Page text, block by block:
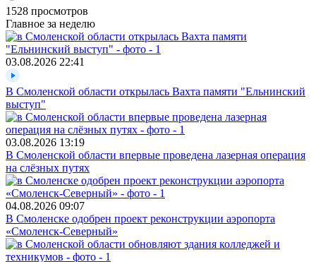
1528 просмотров
Главное за неделю
03.08.2026 22:41
В Смоленской области открылась Вахта памяти "Ельнинский
выступ"
03.08.2026 13:19
В Смоленской области впервые проведена лазерная операция
на слёзных путях
04.08.2026 09:07
В Смоленске одобрен проект реконструкции аэропорта
«Смоленск‑Северный»